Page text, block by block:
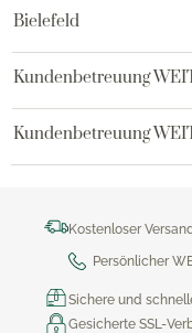
Bielefeld
Kundenbetreuung
Kundenbetreuung
Kostenloser
Persönlicher
Sichere und
Gesicherte SSL-